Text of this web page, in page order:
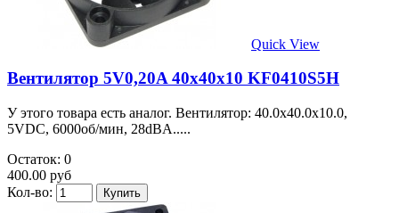
Quick View
Вентилятор 5V0,20A 40х40х10 KF0410S5H
У этого товара есть аналог. Вентилятор: 40.0x40.0x10.0,
5VDC, 6000об/мин, 28dBA.....
Остаток: 0
400.00 руб
Кол-во: